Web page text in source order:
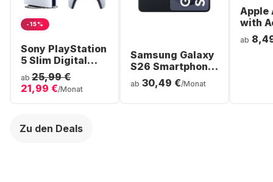
-15%
Sony PlayStation
5 Slim Digital
Console
ab 25,99 €
21,99 €/Monat
Samsung Galaxy
S26 Smartphone
- 256GB - Dual
SIM
ab 30,49 €/Monat
Apple
with
Noise
ab
Zu den Deals